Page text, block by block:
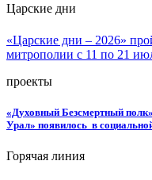
Царские дни
«Царские дни – 2026»
митрополии с 11 по 21
проекты
«Духовный Безсмертный
Урал» появилось в
Горячая линия